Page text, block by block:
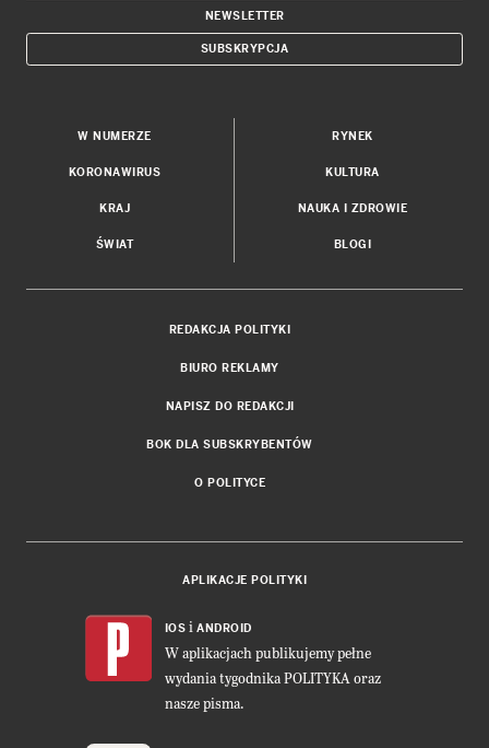
NEWSLETTER
SUBSKRYPCJA
W NUMERZE
KORONAWIRUS
KRAJ
ŚWIAT
RYNEK
KULTURA
NAUKA I ZDROWIE
BLOGI
REDAKCJA POLITYKI
BIURO REKLAMY
NAPISZ DO REDAKCJI
BOK DLA SUBSKRYBENTÓW
O POLITYCE
APLIKACJE POLITYKI
IOS i ANDROID
W aplikacjach publikujemy pełne
wydania tygodnika POLITYKA oraz
nasze pisma.